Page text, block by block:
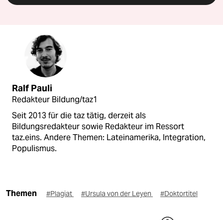
Ralf Pauli
Redakteur Bildung/taz1
Seit 2013 für die taz tätig, derzeit als
Bildungsredakteur sowie Redakteur im Ressort
taz.eins. Andere Themen: Lateinamerika, Integration,
Populismus.
Themen #Plagiat #Ursula von der Leyen #Doktortitel